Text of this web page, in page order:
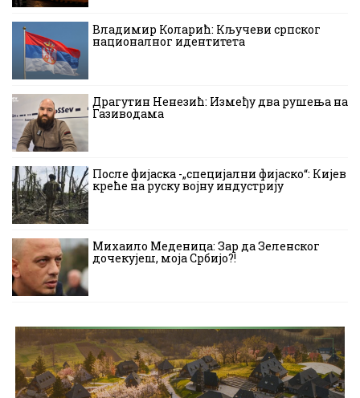
Владимир Коларић: Кључеви српског
националног идентитета
Драгутин Ненезић: Између два рушења на
Газиводама
После фијаска -„специјални фијаско“: Кијев
креће на руску војну индустрију
Михаило Меденица: Зар да Зеленског
дочекујеш, моја Србијо?!